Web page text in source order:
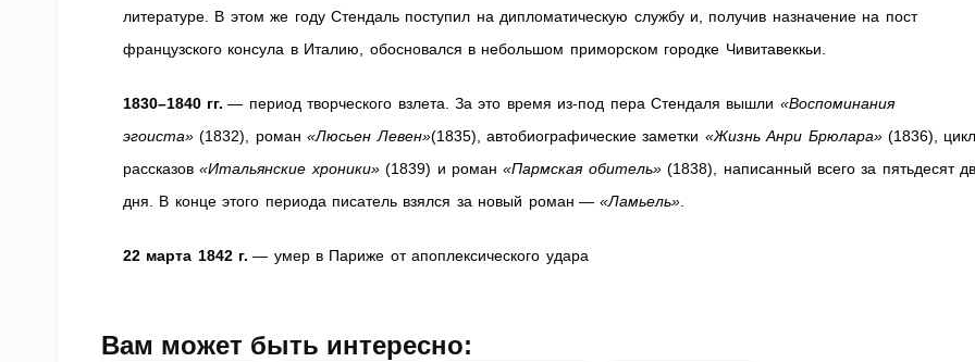
литературе. В этом же году Стендаль поступил на дипломатическую службу и, получив назначение на пост
французского консула в Италию, обосновался в небольшом приморском городке Чивитавеккьи.
1830–1840 гг. — период творческого взлета. За это время из-под пера Стендаля вышли «Воспоминания
эгоиста» (1832), роман«Люсьен Левен»(1835), автобиографические заметки «Жизнь Анри Брюлара»(1836),
рассказов«Итальянские хроники»(1839) и роман«Пармская обитель»(1838), написанный всего за пятьдесят
дня. В конце этого периода писатель взялся за новый роман — «Ламьель»
22 марта 1842 г. — умер в Париже от апоплексического удара
Вам может быть интересно: